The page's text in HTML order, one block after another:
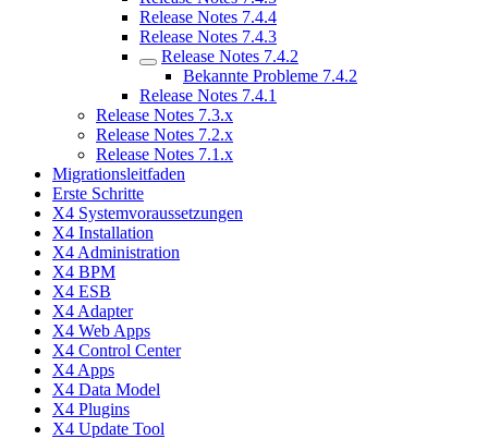
Release Notes 7.4.4
Release Notes 7.4.3
Release Notes 7.4.2
Bekannte Probleme 7.4.2
Release Notes 7.4.1
Release Notes 7.3.x
Release Notes 7.2.x
Release Notes 7.1.x
Migrationsleitfaden
Erste Schritte
X4 Systemvoraussetzungen
X4 Installation
X4 Administration
X4 BPM
X4 ESB
X4 Adapter
X4 Web Apps
X4 Control Center
X4 Apps
X4 Data Model
X4 Plugins
X4 Update Tool